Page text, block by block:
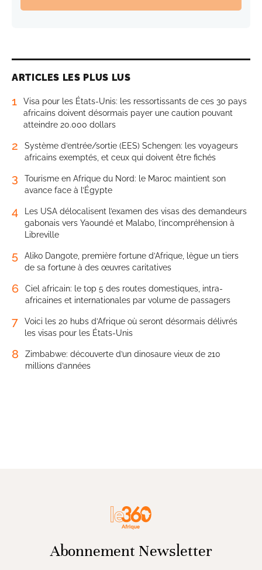
ARTICLES LES PLUS LUS
1
Visa pour les États-Unis: les ressortissants de ces 30 pays
africains doivent désormais payer une caution pouvant
atteindre 20.000 dollars
2
Système d’entrée/sortie (EES) Schengen: les voyageurs
africains exemptés, et ceux qui doivent être fichés
3
Tourisme en Afrique du Nord: le Maroc maintient son
avance face à l’Égypte
4
Les USA délocalisent l’examen des visas des demandeurs
gabonais vers Yaoundé et Malabo, l’incompréhension à
Libreville
5
Aliko Dangote, première fortune d’Afrique, lègue un tiers
de sa fortune à des œuvres caritatives
6
Ciel africain: le top 5 des routes domestiques, intra-
africaines et internationales par volume de passagers
7
Voici les 20 hubs d’Afrique où seront désormais délivrés
les visas pour les États-Unis
8
Zimbabwe: découverte d’un dinosaure vieux de 210
millions d’années
Abonnement Newsletter